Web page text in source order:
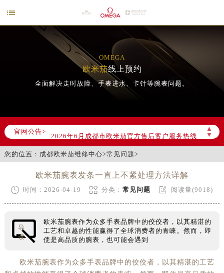

OMEGA
欧米茄线上预约
全面解决走时故障、手表进水、卡针等腕表问题。
官网公告>
▲
▼
2026年6月欧米茄成都市售后服务网络优化升级公告
2026年6月欧米茄售后服务中心最新网点地址：
节假日正常营业！
您的位置： 成都欧米茄维修中心>常见问题>
欧米茄腕表发条一直上不紧处理方法详解
 时间：2026-04-19  分类：常见问题  阅读量(9018)
导
读
欧米茄腕表作为众多手表品牌中的佼佼者，以其精湛的
工艺和卓越的性能赢得了全球消费者的青睐。然而，即
使是高品质的腕表，也可能会遇到
欧米茄腕表作为众多手表品牌中的佼佼者，以其精湛的工艺